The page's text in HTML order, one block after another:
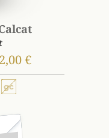
2,00 €
gc